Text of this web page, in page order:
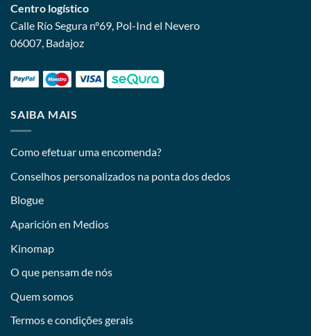
Centro logístico
Calle Río Segura nº69, Pol-Ind el Nevero
06007, Badajoz
SAIBA MAIS
Como efetuar uma encomenda?
Conselhos personalizados na ponta dos dedos
Blogue
Aparición en Medios
Kinomap
O que pensam de nós
Quem somos
Termos e condições gerais